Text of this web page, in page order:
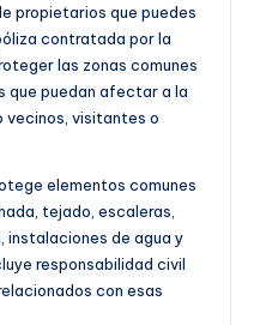
propietarios que puedes
contratada por la
las zonas comunes
que puedan afectar a la
vecinos, visitantes o
elementos comunes
tejado, escaleras,
instalaciones de agua y
responsabilidad civil
con esas